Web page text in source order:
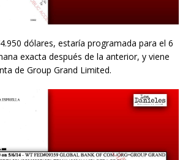
dólares, estaría programada para el 6
exacta después de la anterior, y viene
de Group Grand Limited.